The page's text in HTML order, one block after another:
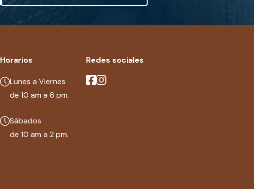
Horarios
Lunes a Viernes
de 10 am a 6 pm.
Sábados
de 10 am a 2 pm.
Redes sociales